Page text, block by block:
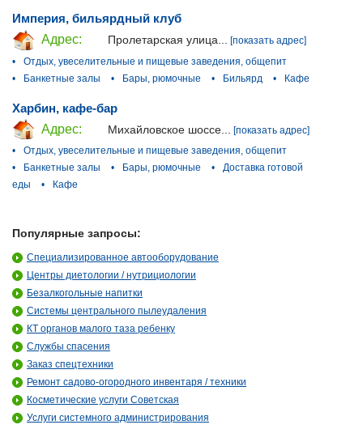
Империя, бильярдный клуб
Адрес:
Пролетарская улица...
[показать адрес]
•
Отдых, увеселительные и пищевые заведения, общепит
•
Банкетные залы • Бары, рюмочные • Бильярд • Кафе
Харбин, кафе-бар
Адрес:
Михайловское шоссе...
[показать адрес]
•
Отдых, увеселительные и пищевые заведения, общепит
•
Банкетные залы • Бары, рюмочные •
Доставка готовой
еды
• Кафе
Популярные запросы:
Специализированное автооборудование
Центры диетологии / нутрициологии
Безалкогольные напитки
Системы центрального пылеудаления
КТ органов малого таза ребенку
Службы спасения
Заказ спецтехники
Ремонт садово-огородного инвентаря / техники
Косметические услуги Советская
Услуги системного администрирования